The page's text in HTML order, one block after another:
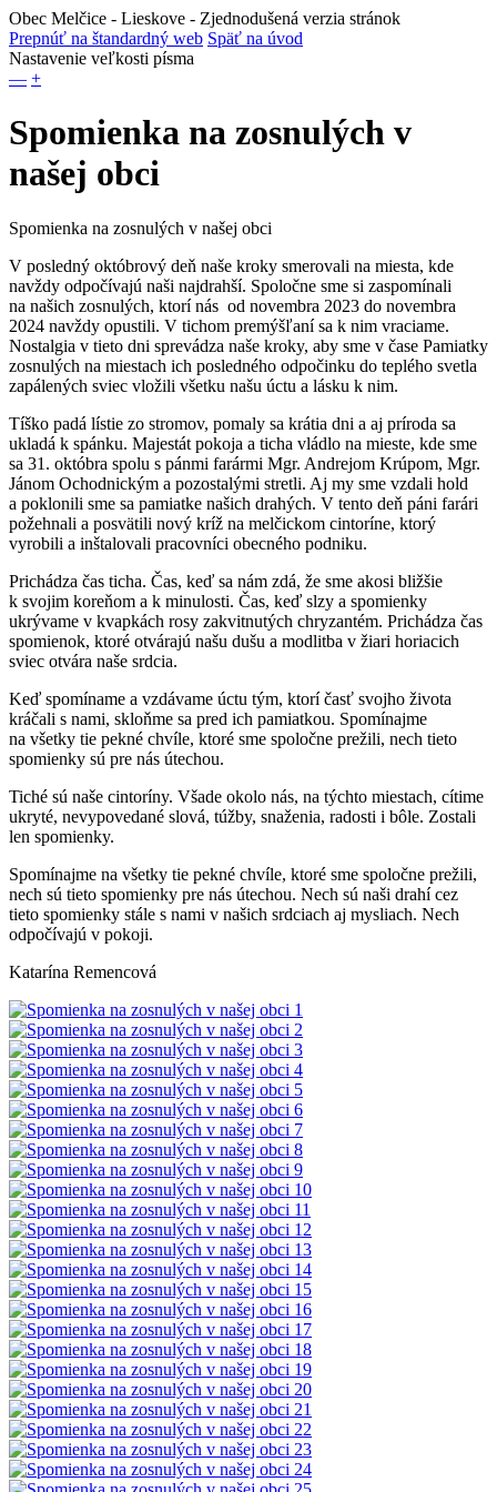
Obec Melčice - Lieskove - Zjednodušená verzia stránok
Prepnúť na štandardný web Späť na úvod
Nastavenie veľkosti písma
— +
Spomienka na zosnulých v
našej obci
Spomienka na zosnulých v našej obci
V posledný októbrový deň naše kroky smerovali na miesta, kde
navždy odpočívajú naši najdrahší. Spoločne sme si zaspomínali
na našich zosnulých, ktorí nás od novembra 2023 do novembra
2024 navždy opustili. V tichom premýšľaní sa k nim vraciame.
Nostalgia v tieto dni sprevádza naše kroky, aby sme v čase Pamiatky
zosnulých na miestach ich posledného odpočinku do teplého svetla
zapálených sviec vložili všetku našu úctu a lásku k nim.
Tíško padá lístie zo stromov, pomaly sa krátia dni a aj príroda sa
ukladá k spánku. Majestát pokoja a ticha vládlo na mieste, kde sme
sa 31. októbra spolu s pánmi farármi Mgr. Andrejom Krúpom, Mgr.
Jánom Ochodnickým a pozostalými stretli. Aj my sme vzdali hold
a poklonili sme sa pamiatke našich drahých. V tento deň páni farári
požehnali a posvätili nový kríž na melčickom cintoríne, ktorý
vyrobili a inštalovali pracovníci obecného podniku.
Prichádza čas ticha. Čas, keď sa nám zdá, že sme akosi bližšie
k svojim koreňom a k minulosti. Čas, keď slzy a spomienky
ukrývame v kvapkách rosy zakvitnutých chryzantém. Prichádza čas
spomienok, ktoré otvárajú našu dušu a modlitba v žiari horiacich
sviec otvára naše srdcia.
Keď spomíname a vzdávame úctu tým, ktorí časť svojho života
kráčali s nami, skloňme sa pred ich pamiatkou. Spomínajme
na všetky tie pekné chvíle, ktoré sme spoločne prežili, nech tieto
spomienky sú pre nás útechou.
Tiché sú naše cintoríny. Všade okolo nás, na týchto miestach, cítime
ukryté, nevypovedané slová, túžby, snaženia, radosti i bôle. Zostali
len spomienky.
Spomínajme na všetky tie pekné chvíle, ktoré sme spoločne prežili,
nech sú tieto spomienky pre nás útechou. Nech sú naši drahí cez
tieto spomienky stále s nami v našich srdciach aj mysliach. Nech
odpočívajú v pokoji.
Katarína Remencová